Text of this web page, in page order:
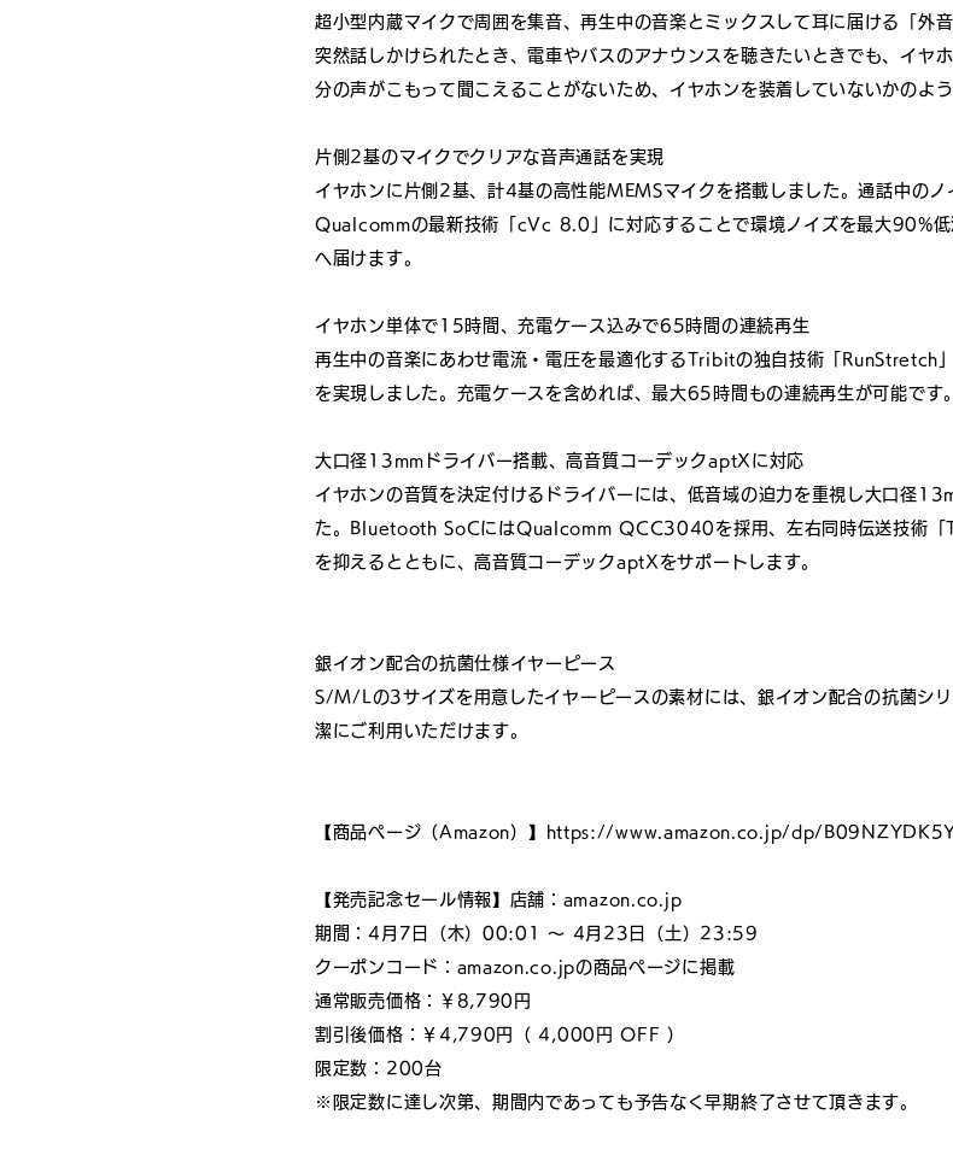
超小型内蔵マイクで周囲を集音、再生中の音楽とミックスして耳に届ける「外
突然話しかけられたとき、電車やバスのアナウンスを聴きたいときでも、イヤ
分の声がこもって聞こえることがないため、イヤホンを装着していないかのよう
片側2基のマイクでクリアな音声通話を実現
イヤホンに片側2基、計4基の高性能MEMSマイクを搭載しました。通話中の
Qualcommの最新技術「cVc 8.0」に対応することで環境ノイズを最大90%低
へ届けます。
イヤホン単体で15時間、充電ケース込みで65時間の連続再生
再生中の音楽にあわせ電流・電圧を最適化するTribitの独自技術「RunStretch
を実現しました。充電ケースを含めれば、最大65時間もの連続再生が可能です。
大口径13mmドライバー搭載、高音質コーデックaptXに対応
イヤホンの音質を決定付けるドライバーには、低音域の迫力を重視し大口径
た。Bluetooth SoCにはQualcomm QCC3040を採用、左右同時伝送技術
を抑えるとともに、高音質コーデックaptXをサポートします。
銀イオン配合の抗菌仕様イヤーピース
S/M/Lの3サイズを用意したイヤーピースの素材には、銀イオン配合の抗菌シ
潔にご利用いただけます。
【商品ページ（Amazon）】 https://www.amazon.co.jp/dp/B09NZYDK5Y
【発売記念セール情報】店舗：amazon.co.jp
期間：4月7日（木）00:01 ～ 4月23日（土）23:59
クーポンコード：amazon.co.jpの商品ページに掲載
通常販売価格：￥8,790円
割引後価格：￥4,790円（ 4,000円 OFF ）
限定数：200台
※限定数に達し次第、期間内であっても予告なく早期終了させて頂きます。